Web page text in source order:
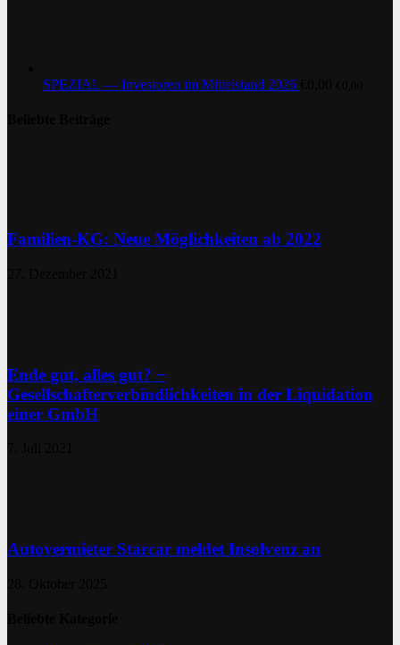
SPEZIAL — Investoren im Mittelstand 2026
Familien-KG: Neue Möglichkeiten ab 2022
Ende gut, alles gut? −
Gesellschafterverbindlichkeiten in der Liquidation
einer GmbH
Autovermieter Starcar meldet Insolvenz an